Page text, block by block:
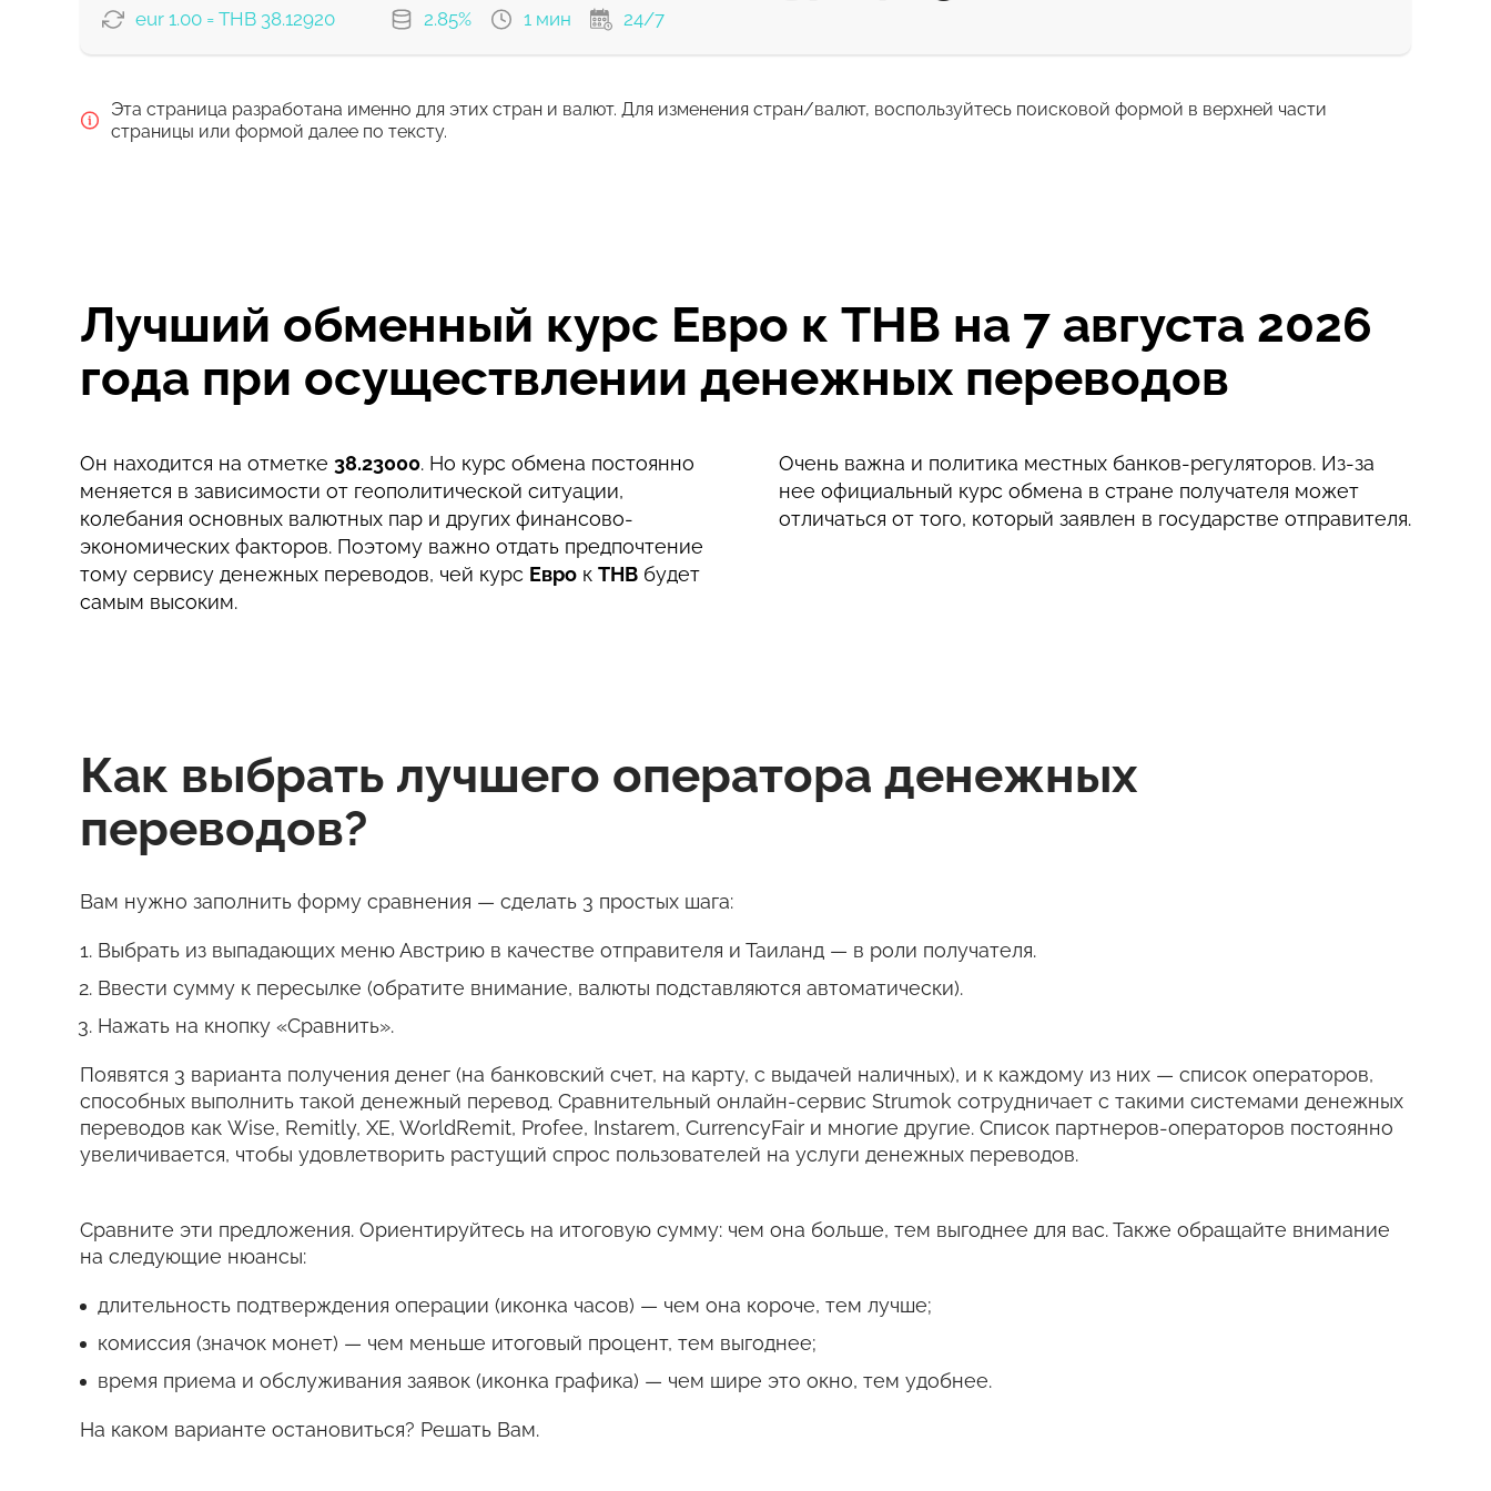
eur 1.00 = THB 38.12920 2.85% 1 мин 24/7
Оплатить банковским переводом 3704.25
Эта страница разработана именно для этих стран и валют. Для изменения стран/валют, воспользуйтесь поисковой формой в верхней части
страницы или формой далее по тексту.
Лучший обменный курс Евро к THB на 7 августа 2026
года при осуществлении денежных переводов
Он находится на отметке 38.23000. Но курс обмена постоянно
меняется в зависимости от геополитической ситуации,
колебания основных валютных пар и других финансово-
экономических факторов. Поэтому важно отдать предпочтение
тому сервису денежных переводов, чей курс Евро к THB будет
самым высоким.
Очень важна и политика местных банков-регуляторов. Из-за
нее официальный курс обмена в стране получателя может
отличаться от того, который заявлен в государстве отправителя.
Как выбрать лучшего оператора денежных
переводов?
Вам нужно заполнить форму сравнения — сделать 3 простых шага:
Выбрать из выпадающих меню Австрию в качестве отправителя и Таиланд — в роли получателя.
Ввести сумму к пересылке (обратите внимание, валюты подставляются автоматически).
Нажать на кнопку «Сравнить».
Появятся 3 варианта получения денег (на банковский счет, на карту, с выдачей наличных), и к каждому из них — список операторов,
способных выполнить такой денежный перевод. Сравнительный онлайн-сервис Strumok сотрудничает с такими системами денежных
переводов как Wise, Remitly, XE, WorldRemit, Profee, Instarem, CurrencyFair и многие другие. Список партнеров-операторов постоянно
увеличивается, чтобы удовлетворить растущий спрос пользователей на услуги денежных переводов.
Сравните эти предложения. Ориентируйтесь на итоговую сумму: чем она больше, тем выгоднее для вас. Также обращайте внимание
на следующие нюансы:
длительность подтверждения операции (иконка часов) — чем она короче, тем лучше;
комиссия (значок монет) — чем меньше итоговый процент, тем выгоднее;
время приема и обслуживания заявок (иконка графика) — чем шире это окно, тем удобнее.
На каком варианте остановиться? Решать Вам.